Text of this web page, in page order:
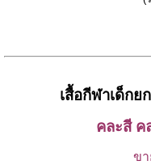
เสื้อกีฬาเด็ก
คละสี ค
ข